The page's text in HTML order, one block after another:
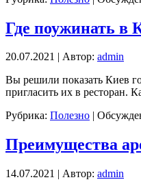
Где поужинать в
20.07.2021 | Автор: admin
Вы решили показать Киев
пригласить их в ресторан.
Рубрика: Полезно |
Преимущества
14.07.2021 | Автор: admin